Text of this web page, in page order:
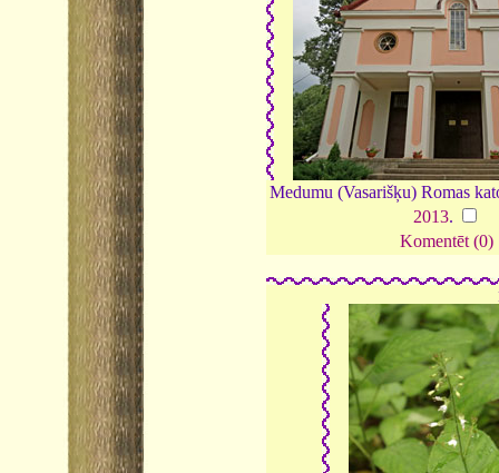
Medumu (Vasarišķu) Romas
2013.
Komentēt (0)